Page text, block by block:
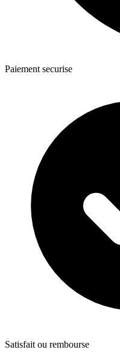
Paiement securise
Satisfait ou rembourse